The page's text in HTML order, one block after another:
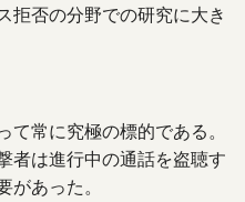
拒否の分野での研究に大き
常に究極の標的である。
者は進行中の通話を盗聴す
があった。